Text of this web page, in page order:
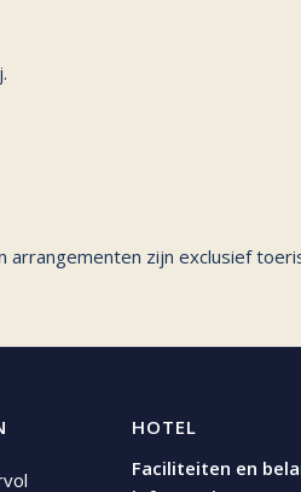
arrangementen zijn exclusief
HOTEL
Faciliteiten en